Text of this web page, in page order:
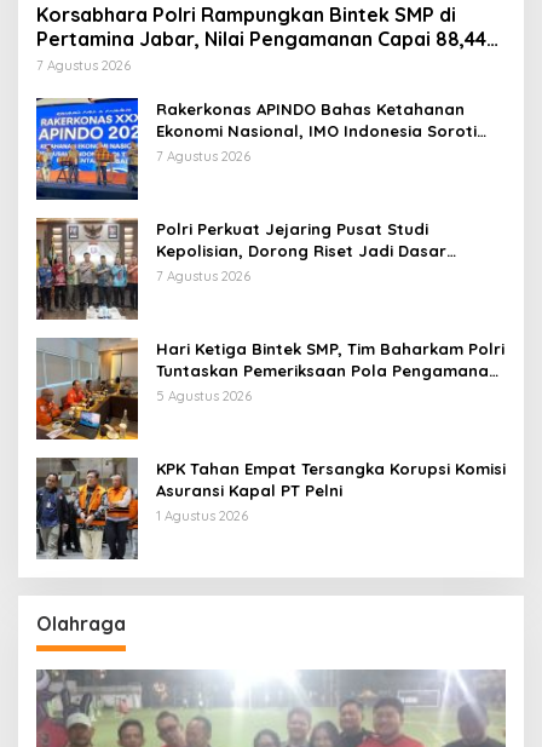
Korsabhara Polri Rampungkan Bintek SMP di
Pertamina Jabar, Nilai Pengamanan Capai 88,44
Persen
7 Agustus 2026
Rakerkonas APINDO Bahas Ketahanan
Ekonomi Nasional, IMO Indonesia Soroti
Pentingnya Kolaborasi Lintas Sektor
7 Agustus 2026
Polri Perkuat Jejaring Pusat Studi
Kepolisian, Dorong Riset Jadi Dasar
Kebijakan dan Inovasi
7 Agustus 2026
Hari Ketiga Bintek SMP, Tim Baharkam Polri
Tuntaskan Pemeriksaan Pola Pengamanan
Pertamina Patra Niaga Jabar
5 Agustus 2026
KPK Tahan Empat Tersangka Korupsi Komisi
Asuransi Kapal PT Pelni
1 Agustus 2026
Olahraga